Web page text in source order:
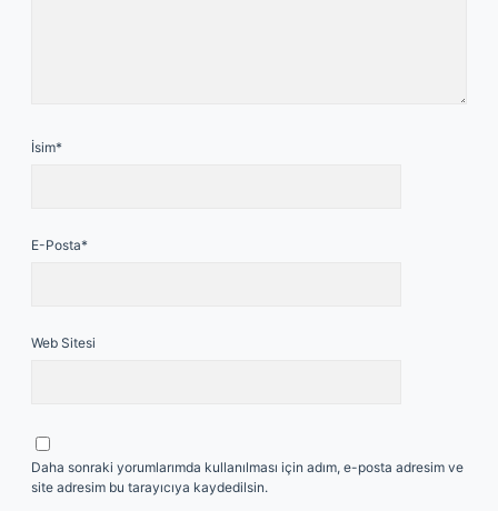
İsim*
E-Posta*
Web Sitesi
Daha sonraki yorumlarımda kullanılması için adım, e-posta adresim ve
site adresim bu tarayıcıya kaydedilsin.